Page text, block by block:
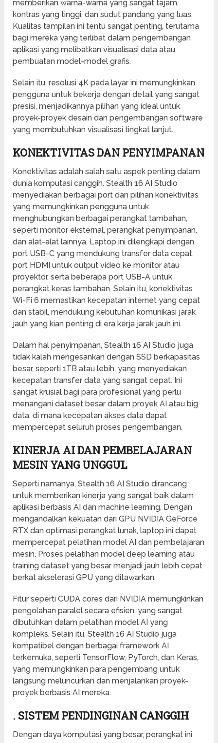
memberikan warna-warna yang sangat tajam,
kontras yang tinggi, dan sudut pandang yang luas.
Kualitas tampilan ini tentu sangat penting, terutama
bagi mereka yang terlibat dalam pengembangan
aplikasi yang melibatkan visualisasi data atau
pembuatan model-model grafis.
Selain itu, resolusi 4K pada layar ini memungkinkan
pengguna untuk bekerja dengan detail yang sangat
presisi, menjadikannya pilihan yang ideal untuk
proyek-proyek desain dan pengembangan software
yang membutuhkan visualisasi tingkat lanjut.
KONEKTIVITAS DAN PENYIMPANAN
Konektivitas adalah salah satu aspek penting dalam
dunia komputasi canggih. Stealth 16 AI Studio
menyediakan berbagai port dan pilihan konektivitas
yang memungkinkan pengguna untuk
menghubungkan berbagai perangkat tambahan,
seperti monitor eksternal, perangkat penyimpanan,
dan alat-alat lainnya. Laptop ini dilengkapi dengan
port USB-C yang mendukung transfer data cepat,
port HDMI untuk output video ke monitor atau
proyektor, serta beberapa port USB-A untuk
perangkat keras tambahan. Selain itu, konektivitas
Wi-Fi 6 memastikan kecepatan internet yang cepat
dan stabil, mendukung kebutuhan komunikasi jarak
jauh yang kian penting di era kerja jarak jauh ini.
Dalam hal penyimpanan, Stealth 16 AI Studio juga
tidak kalah mengesankan dengan SSD berkapasitas
besar, seperti 1TB atau lebih, yang menyediakan
kecepatan transfer data yang sangat cepat. Ini
sangat krusial bagi para profesional yang perlu
menangani dataset besar dalam proyek AI atau big
data, di mana kecepatan akses data dapat
mempercepat seluruh proses pengembangan.
KINERJA AI DAN PEMBELAJARAN
MESIN YANG UNGGUL
Seperti namanya, Stealth 16 AI Studio dirancang
untuk memberikan kinerja yang sangat baik dalam
aplikasi berbasis AI dan machine learning. Dengan
mengandalkan kekuatan dari GPU NVIDIA GeForce
RTX dan optimasi perangkat lunak, laptop ini dapat
mempercepat pelatihan model AI dan pembelajaran
mesin. Proses pelatihan model deep learning atau
training dataset yang besar menjadi jauh lebih cepat
berkat akselerasi GPU yang ditawarkan.
Fitur seperti CUDA cores dari NVIDIA memungkinkan
pengolahan paralel secara efisien, yang sangat
dibutuhkan dalam pelatihan model AI yang
kompleks. Selain itu, Stealth 16 AI Studio juga
kompatibel dengan berbagai framework AI
terkemuka, seperti TensorFlow, PyTorch, dan Keras,
yang memungkinkan para pengembang untuk
langsung meluncurkan dan menjalankan proyek-
proyek berbasis AI mereka.
. SISTEM PENDINGINAN CANGGIH
Dengan daya komputasi yang besar, perangkat ini